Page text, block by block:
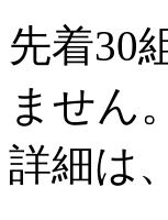
先着30
ません。
詳細は、